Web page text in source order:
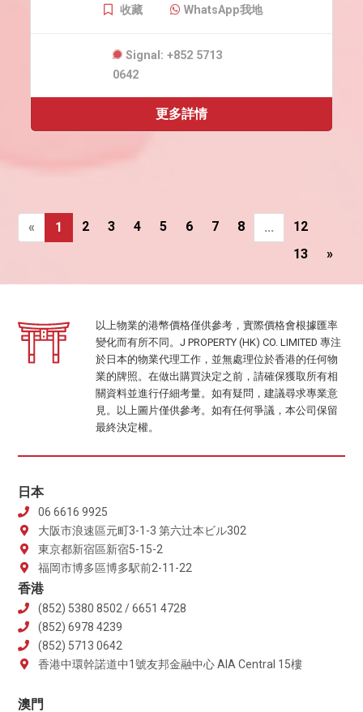
收藏 WhatsApp我地
Signal: +852 5713
0642
更多詳情
« 1 2 3 4 5 6 7 8 ...
12
13
»
以上物業的港幣價格僅供參考，實際價格會根據匯率
變化而有所不同。J PROPERTY (HK) CO. LIMITED 專注
於日本的物業代理工作，並無處理位於香港的任何物
業的牌照。在做出購買決定之前，請確保獲取所有相
關資料並進行仔細考量。如有疑問，建議尋求專業意
見。以上圖片僅供參考。如有任何爭議，本公司保留
最終決定權。
日本
06 6616 9925
大阪市浪速區元町3-1-3 第六辻本ビル302
東京都新宿區新宿5-15-2
福岡市博多區博多駅前2-11-22
香港
(852) 5380 8502 / 6651 4728
(852) 6978 4239
(852) 5713 0642
香港中環幹諾道中1號友邦金融中心 AIA Central 15樓
澳門